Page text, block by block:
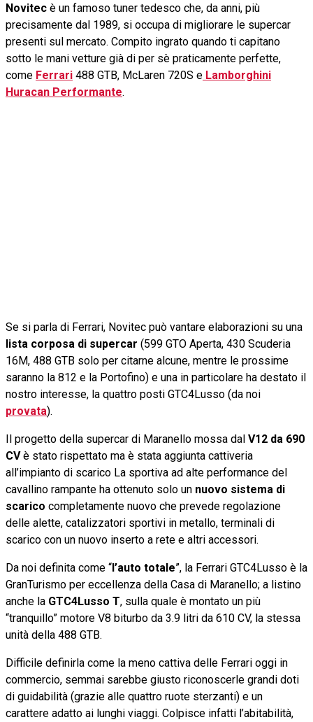
Novitec è un famoso tuner tedesco che, da anni, più
precisamente dal 1989, si occupa di migliorare le supercar
presenti sul mercato. Compito ingrato quando ti capitano
sotto le mani vetture già di per sè praticamente perfette,
come Ferrari 488 GTB, McLaren 720S e Lamborghini
Huracan Performante.
Se si parla di Ferrari, Novitec può vantare elaborazioni su una
lista corposa di supercar (599 GTO Aperta, 430 Scuderia
16M, 488 GTB solo per citarne alcune, mentre le prossime
saranno la 812 e la Portofino) e una in particolare ha destato il
nostro interesse, la quattro posti GTC4Lusso (da noi
provata).
Il progetto della supercar di Maranello mossa dal V12 da 690
CVè stato rispettato ma è stata aggiunta cattiveria
all’impianto di scarico La sportiva ad alte performance del
cavallino rampante ha ottenuto solo un nuovo sistema di
scarico completamente nuovo che prevede regolazione
delle alette, catalizzatori sportivi in metallo, terminali di
scarico con un nuovo inserto a rete e altri accessori.
Da noi definita come “l’auto totale”, la Ferrari GTC4Lusso è la
GranTurismo per eccellenza della Casa di Maranello; a listino
anche la GTC4Lusso T, sulla quale è montato un più
“tranquillo” motore V8 biturbo da 3.9 litri da 610 CV, la stessa
unità della 488 GTB.
Difficile definirla come la meno cattiva delle Ferrari oggi in
commercio, semmai sarebbe giusto riconoscerle grandi doti
di guidabilità (grazie alle quattro ruote sterzanti) e un
carattere adatto ai lunghi viaggi. Colpisce infatti l’abitabilità,